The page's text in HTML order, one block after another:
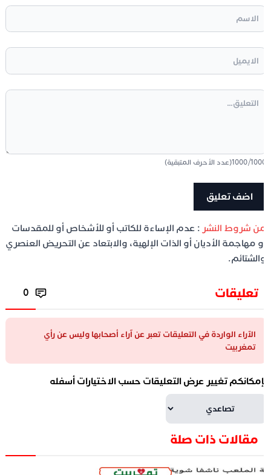
/
1000(عدد الأحرف المتبقية)
شروط النشر: عدم الإساءة للكاتب أو للأشخاص أو للمقدسات
مهاجمة الأديان أو الذات الإلهية، والابتعاد عن التحريض العنصري
تعليقات 0
الآراء الواردة في التعليقات تعبر عن آراء أصحابها وليس عن رأي
تمغربيت
تغيير عرض التعليقات حسب الاختيارات أسفله
مقالات ذات صلة